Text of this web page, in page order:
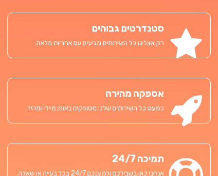
סטנדרטים גבוהים
רק אצלינו כל השירותים מגיעים עם אחריות מלאה.
אספקה מהירה
כמעט כל השירותים שלנו מסופקים באופן מיידי ומהיר.
תמיכה 24/7
אנחנו כאן בשבילכם ולמענכם 24/7 בכל בעייה או שאלה.